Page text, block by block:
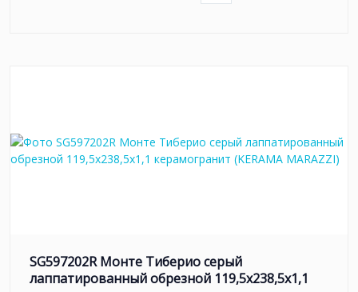
SG597202R Монте Тиберио серый
лаппатированный обрезной 119,5x238,5x1,1